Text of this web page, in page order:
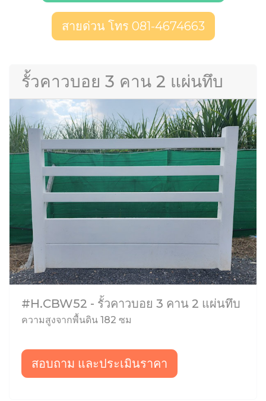
สายด่วน โทร 081-4674663
รั้วคาวบอย 3 คาน 2 แผ่นทึบ
#H.CBW52 - รั้วคาวบอย 3 คาน 2 แผ่นทึบ
ความสูงจากพื้นดิน 182 ซม
สอบถาม และประเมินราคา